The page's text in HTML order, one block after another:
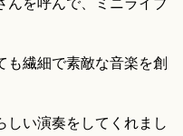
んを呼んで、ミニライブ
も繊細で素敵な音楽を創
しい演奏をしてくれまし